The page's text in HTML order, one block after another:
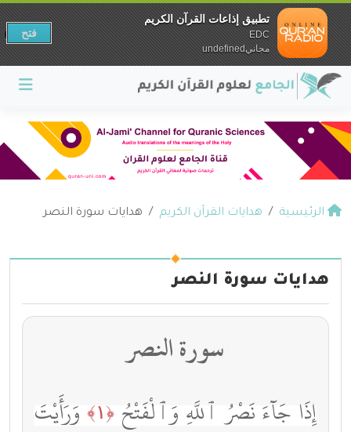
الرئيسية هدايات القرآن الكريم هدايات سورة النصر
هدايات سورة النصر
سورة النصر
إِذَا جَآءَ نَصْرُ ٱللَّهِ وَٱلْفَتْحُ ﴿١﴾
وَرَأَيْتَ
تطبيق إذاعات القرآن الكريم
EDC
مجانيundefined
فتح